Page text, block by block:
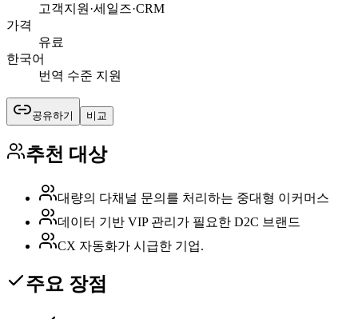
고객지원·세일즈·CRM
가격
유료
한국어
번역 수준 지원
공유하기 비교
추천 대상
대량의 다채널 문의를 처리하는 중대형 이커머스
데이터 기반 VIP 관리가 필요한 D2C 브랜드
CX 자동화가 시급한 기업.
주요 장점